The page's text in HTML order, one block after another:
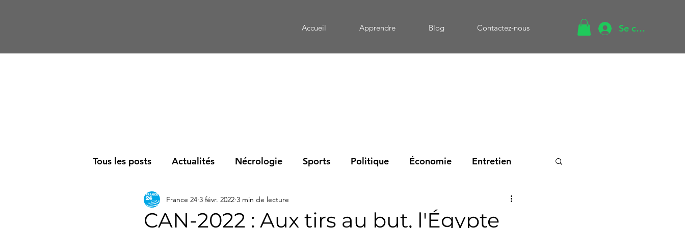
Accueil Apprendre Blog Contactez-nous Se connecter
Tous les posts Actualités Nécrologie Sports Politique Économie Entretien
Société Podcast Reportage Mémoire
CAN-2022 : Aux tirs au but, l'Égypte
France 24 3 févr. 2022 3 min de lecture